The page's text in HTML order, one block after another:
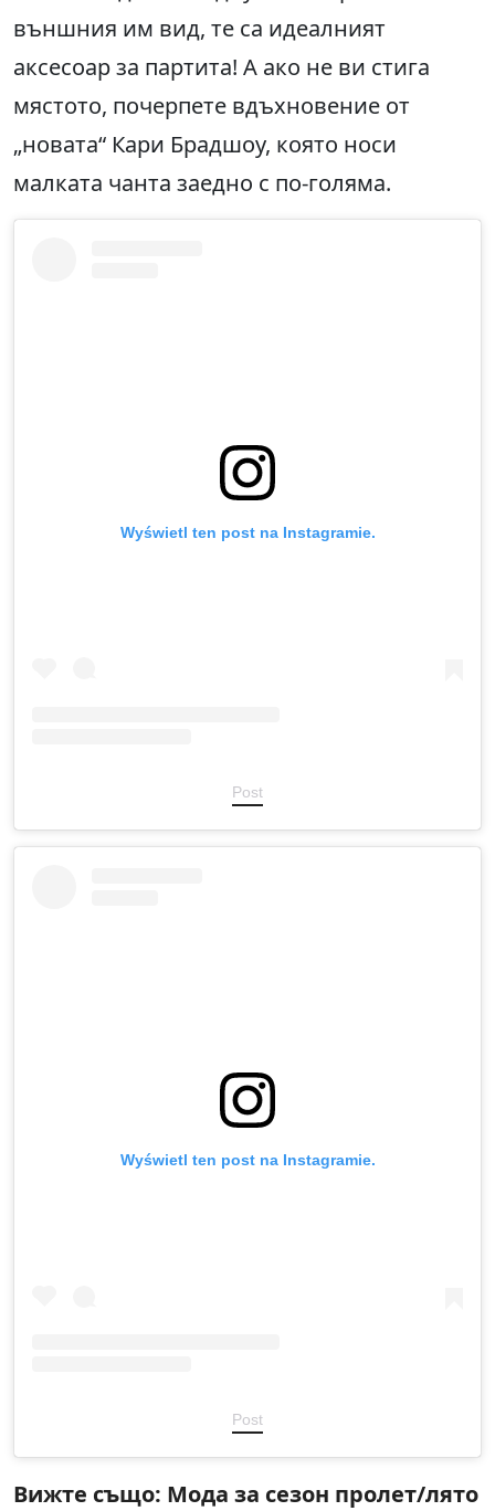
външния им вид, те са идеалният
аксесоар за партита! А ако не ви стига
мястото, почерпете вдъхновение от
„новата“ Кари Брадшоу, която носи
малката чанта заедно с по-голяма.
Wyświetl ten post na Instagramie.
Post
Wyświetl ten post na Instagramie.
Post
Вижте също: Мода за сезон пролет/лято